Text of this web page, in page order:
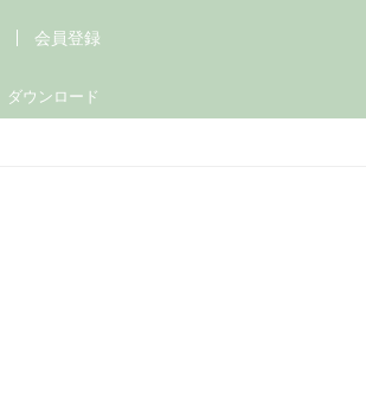
ダウンロード
会員登録